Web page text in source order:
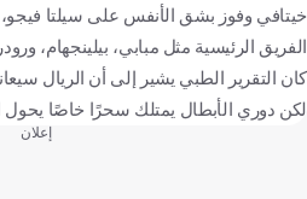
خيتافي وفوز بشق الأنفس على سيلتا
الفريق الرئيسية مثل مبابي، بيلينجهام،
كان التقرير الطبي يشير إلى أن الريال
لكن دوري الأبطال يمتلك سحرًا خاصًا يحول
إعلان